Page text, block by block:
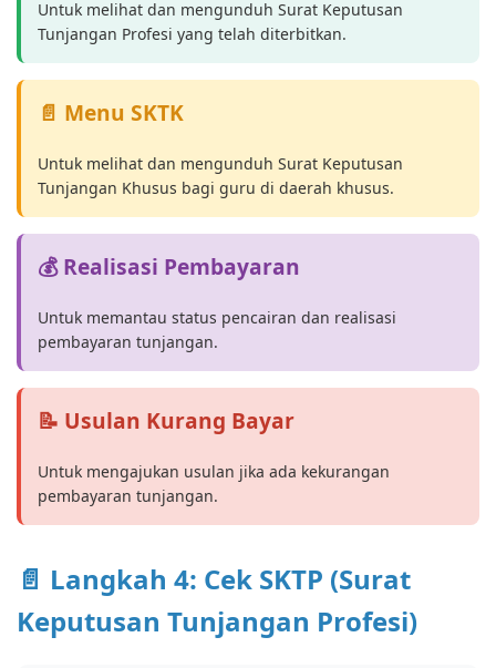
Untuk melihat dan mengunduh Surat Keputusan
Tunjangan Profesi yang telah diterbitkan.
📄 Menu SKTK
Untuk melihat dan mengunduh Surat Keputusan
Tunjangan Khusus bagi guru di daerah khusus.
💰 Realisasi Pembayaran
Untuk memantau status pencairan dan realisasi
pembayaran tunjangan.
📝 Usulan Kurang Bayar
Untuk mengajukan usulan jika ada kekurangan
pembayaran tunjangan.
📄 Langkah 4: Cek SKTP (Surat
Keputusan Tunjangan Profesi)